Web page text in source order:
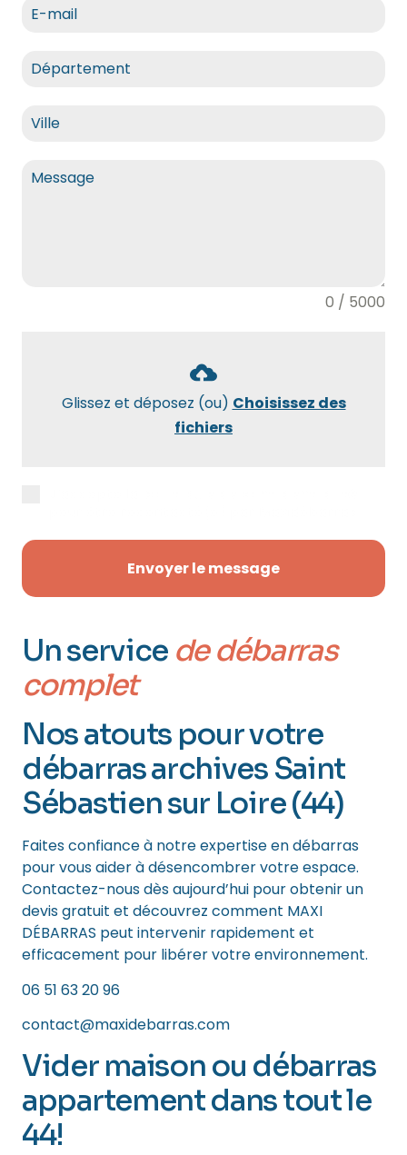
0 / 5000
Glissez et déposez (ou) Choisissez des
fichiers
Envoyer le message
Un service de débarras
complet
Nos atouts pour votre
débarras archives Saint
Sébastien sur Loire (44)
Faites confiance à notre expertise en débarras
pour vous aider à désencombrer votre espace.
Contactez-nous dès aujourd’hui pour obtenir un
devis gratuit et découvrez comment MAXI
DÉBARRAS peut intervenir rapidement et
efficacement pour libérer votre environnement.
06 51 63 20 96
contact@maxidebarras.com
Vider maison ou débarras
appartement dans tout le
44!